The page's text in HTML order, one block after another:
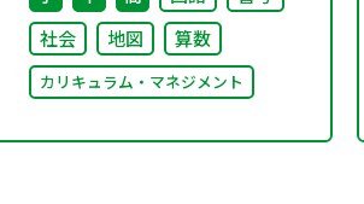
社会
地図 算数
カリキュラム・マネジメント